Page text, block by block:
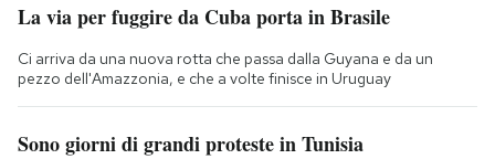
La via per fuggire da Cuba porta in Brasile
Ci arriva da una nuova rotta che passa dalla Guyana e da un
pezzo dell'Amazzonia, e che a volte finisce in Uruguay
Sono giorni di grandi proteste in Tunisia